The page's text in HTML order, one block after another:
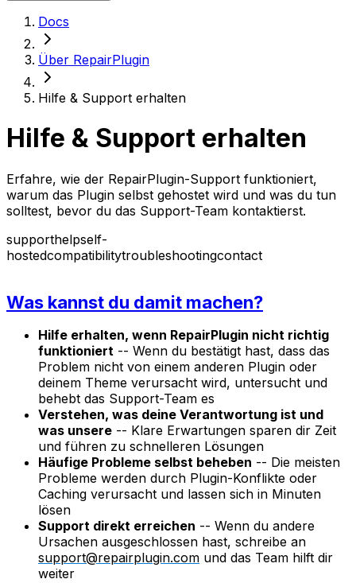
Docs
Über RepairPlugin
Hilfe & Support erhalten
Hilfe & Support erhalten
Erfahre, wie der RepairPlugin-Support funktioniert,
warum das Plugin selbst gehostet wird und was du tun
solltest, bevor du das Support-Team kontaktierst.
supporthelpself-
hostedcompatibilitytroubleshootingcontact
Was kannst du damit machen?
Hilfe erhalten, wenn RepairPlugin nicht richtig
funktioniert -- Wenn du bestätigt hast, dass das
Problem nicht von einem anderen Plugin oder
deinem Theme verursacht wird, untersucht und
behebt das Support-Team es
Verstehen, was deine Verantwortung ist und
was unsere -- Klare Erwartungen sparen dir Zeit
und führen zu schnelleren Lösungen
Häufige Probleme selbst beheben -- Die meisten
Probleme werden durch Plugin-Konflikte oder
Caching verursacht und lassen sich in Minuten
lösen
Support direkt erreichen -- Wenn du andere
Ursachen ausgeschlossen hast, schreibe an
support@repairplugin.com und das Team hilft dir
weiter